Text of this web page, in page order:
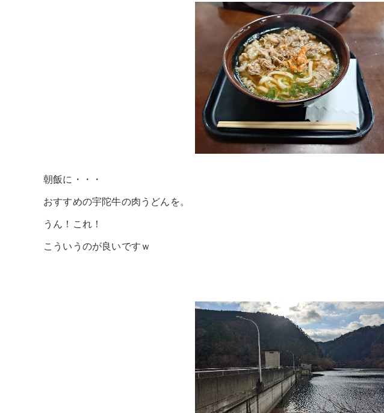
朝飯に・・・
おすすめの宇陀牛の肉うどんを。
うん！これ！
こういうのが良いですｗ